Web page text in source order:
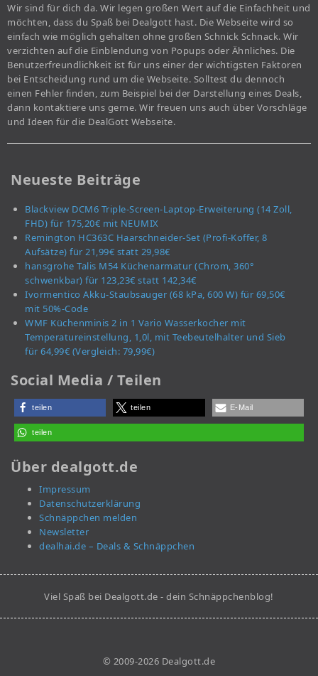
Wir sind für dich da. Wir legen großen Wert auf die Einfachheit und
möchten, dass du Spaß bei Dealgott hast. Die Webseite wird so
einfach wie möglich gehalten ohne großen Schnick Schnack. Wir
verzichten auf die Einblendung von Popups oder Ähnliches. Die
Benutzerfreundlichkeit ist für uns einer der wichtigsten Faktoren
bei Entscheidung rund um die Webseite. Solltest du dennoch
einen Fehler finden, zum Beispiel bei der Darstellung eines Deals,
dann kontaktiere uns gerne. Wir freuen uns auch über Vorschläge
und Ideen für die DealGott Webseite.
Neueste Beiträge
Blackview DCM6 Triple-Screen-Laptop-Erweiterung (14 Zoll,
FHD) für 175,20€ mit NEUMIX
Remington HC363C Haarschneider-Set (Profi-Koffer, 8
Aufsätze) für 21,99€ statt 29,98€
hansgrohe Talis M54 Küchenarmatur (Chrom, 360°
schwenkbar) für 123,23€ statt 142,34€
Ivormentico Akku-Staubsauger (68 kPa, 600 W) für 69,50€
mit 50%-Code
WMF Küchenminis 2 in 1 Vario Wasserkocher mit
Temperatureinstellung, 1,0l, mit Teebeutelhalter und Sieb
für 64,99€ (Vergleich: 79,99€)
Social Media / Teilen
teilen teilen E-Mail
teilen
Über dealgott.de
Impressum
Datenschutzerklärung
Schnäppchen melden
Newsletter
dealhai.de – Deals & Schnäppchen
Viel Spaß bei Dealgott.de - dein Schnäppchenblog!
© 2009-2026 Dealgott.de